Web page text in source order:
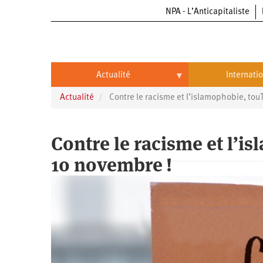
NPA - L’Anticapitaliste
Actualité
Actualité
Entreprises
Entreprises
Aéronautique
Oppressions
International
Chine
Unis
Actualité Contre le racisme et l’islamophobie,
Contre le racisme et
10 novembre !